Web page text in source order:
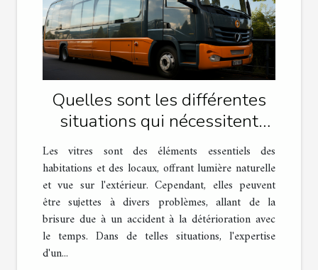
Quelles sont les différentes
situations qui nécessitent
l'intervention d'un vitrier
professionnel ?
Les vitres sont des éléments essentiels des
habitations et des locaux, offrant lumière naturelle
et vue sur l'extérieur. Cependant, elles peuvent
être sujettes à divers problèmes, allant de la
brisure due à un accident à la détérioration avec
le temps. Dans de telles situations, l'expertise
d'un...